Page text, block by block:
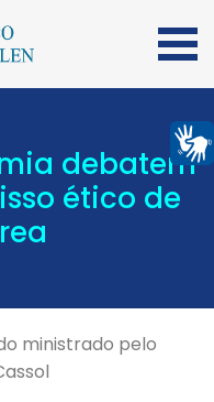
debatem
ético de
ministrado pelo